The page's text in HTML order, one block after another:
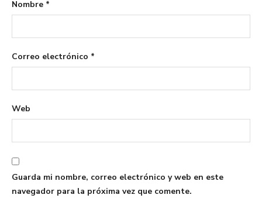
Nombre *
Correo electrónico *
Web
Guarda mi nombre, correo electrónico y web en este
navegador para la próxima vez que comente.